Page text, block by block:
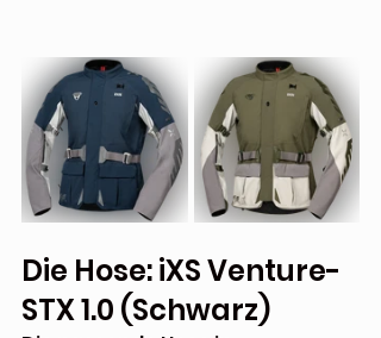
Die Hose: iXS Venture-
STX 1.0 (Schwarz)